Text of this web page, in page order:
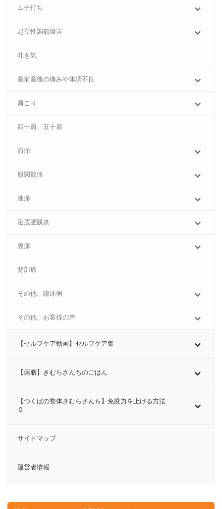
ムチ打ち
起立性調節障害
吐き気
産前産後の痛みや体調不良
肩こり
四十肩、五十肩
肩痛
股関節痛
膝痛
足底腱膜炎
腹痛
背部痛
その他、臨床例
その他、お客様の声
【セルフケア動画】セルフケア集
【薬膳】きむらさんちのごはん
【つくばの整体きむらさんち】免疫力を上げる方法
０
サイトマップ
運営者情報